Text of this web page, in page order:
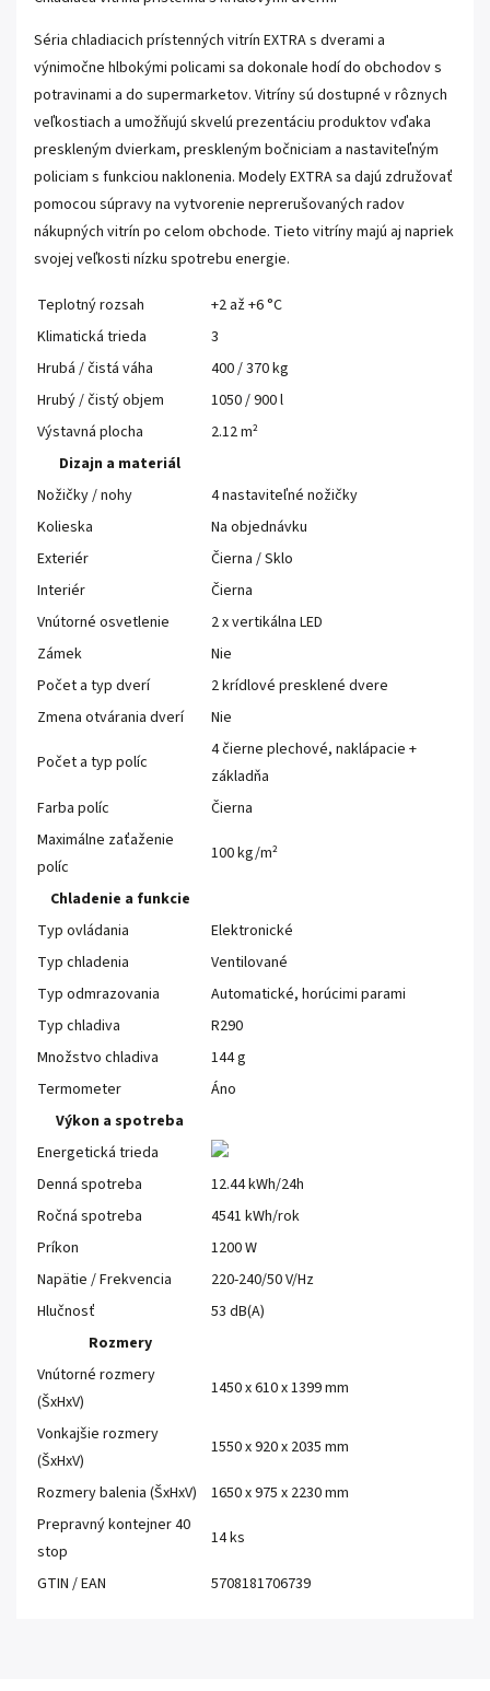
Séria chladiacich prístenných vitrín EXTRA s dverami a
výnimočne hlbokými policami sa dokonale hodí do obchodov s
potravinami a do supermarketov. Vitríny sú dostupné v rôznych
veľkostiach a umožňujú skvelú prezentáciu produktov vďaka
preskleným dvierkam, preskleným bočniciam a nastaviteľným
policiam s funkciou naklonenia. Modely EXTRA sa dajú združovať
pomocou súpravy na vytvorenie neprerušovaných radov
nákupných vitrín po celom obchode. Tieto vitríny majú aj napriek
svojej veľkosti nízku spotrebu energie.
Teplotný rozsah
+2 až +6 °C
Klimatická trieda
3
Hrubá / čistá váha
400 / 370 kg
Hrubý / čistý objem
1050 / 900 l
Výstavná plocha
2.12 m²
Dizajn a materiál
Nožičky / nohy
4 nastaviteľné nožičky
Kolieska
Na objednávku
Exteriér
Čierna / Sklo
Interiér
Čierna
Vnútorné osvetlenie
2 x vertikálna LED
Zámek
Nie
Počet a typ dverí
2 krídlové presklené dvere
Zmena otvárania dverí
Nie
Počet a typ políc
4 čierne plechové, naklápacie +
základňa
Farba políc
Čierna
Maximálne zaťaženie
políc
100 kg/m²
Chladenie a funkcie
Typ ovládania
Elektronické
Typ chladenia
Ventilované
Typ odmrazovania
Automatické, horúcimi parami
Typ chladiva
R290
Množstvo chladiva
144 g
Termometer
Áno
Výkon a spotreba
Energetická trieda
Denná spotreba
12.44 kWh/24h
Ročná spotreba
4541 kWh/rok
Príkon
1200 W
Napätie / Frekvencia
220-240/50 V/Hz
Hlučnosť
53 dB(A)
Rozmery
Vnútorné rozmery
(ŠxHxV)
1450 x 610 x 1399 mm
Vonkajšie rozmery
(ŠxHxV)
1550 x 920 x 2035 mm
Rozmery balenia (ŠxHxV)
1650 x 975 x 2230 mm
Prepravný kontejner 40
stop
14 ks
GTIN / EAN 5708181706739